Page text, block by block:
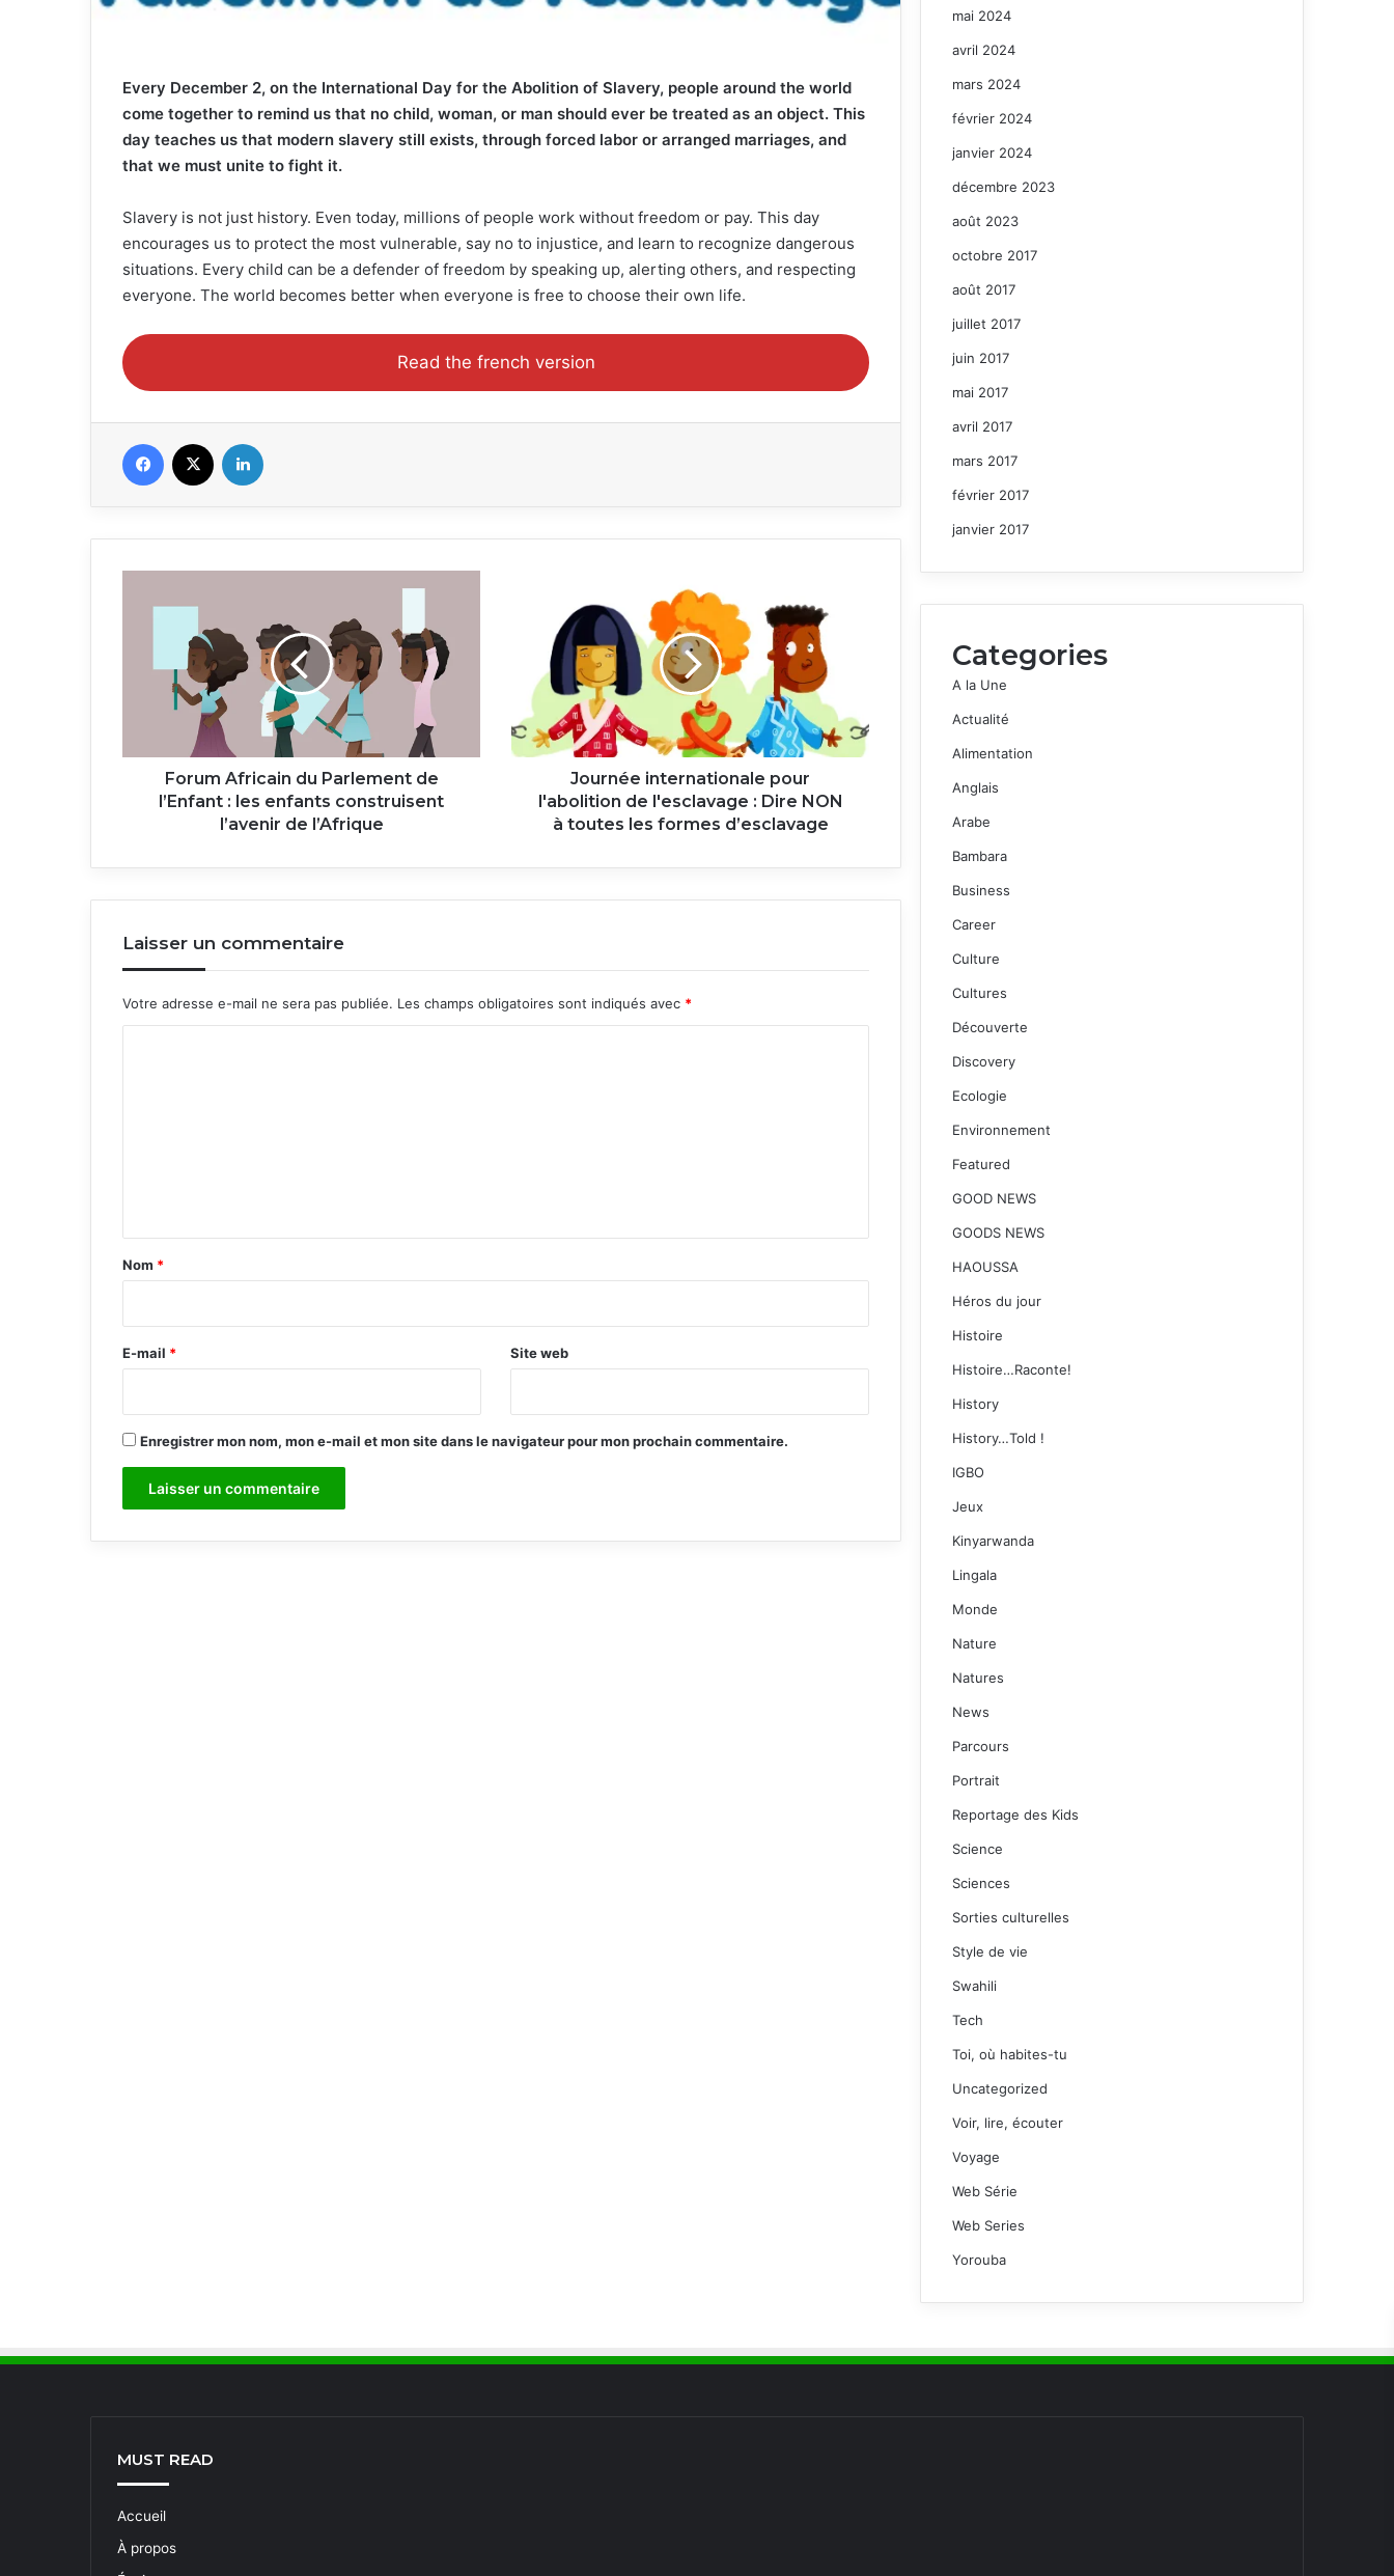
Every December 2, on the International Day for the Abolition of Slavery, people around the world
come together to remind us that no child, woman, or man should ever be treated as an object. This
day teaches us that modern slavery still exists, through forced labor or arranged marriages, and
that we must unite to fight it.
Slavery is not just history. Even today, millions of people work without freedom or pay. This day
encourages us to protect the most vulnerable, say no to injustice, and learn to recognize dangerous
situations. Every child can be a defender of freedom by speaking up, alerting others, and respecting
everyone. The world becomes better when everyone is free to choose their own life.
Read the french version
Facebook
enfants
construisent
l’avenir
Forum Africain du Parlement de
l’Enfant : les enfants construisent
l’avenir de l’Afrique
internationale
l'abolition
l'esclavage
Dire
NON
toutes
Journée internationale pour
l'abolition de l'esclavage : Dire NON
à toutes les formes d’esclavage
Laisser un commentaire
Votre adresse e-mail ne sera pas publiée. Les champs obligatoires sont indiqués avec *
a
e
Nom *
E-mail * Site web
Enregistrer mon nom, mon e-mail et mon site dans le navigateur pour mon prochain commentaire.
mai 2024
avril 2024
mars 2024
février 2024
janvier 2024
décembre 2023
août 2023
octobre 2017
août 2017
juillet 2017
juin 2017
mai 2017
avril 2017
mars 2017
février 2017
janvier 2017
Categories
A la Une
Actualité
Alimentation
Anglais
Arabe
Bambara
Business
Career
Culture
Cultures
Découverte
Discovery
Ecologie
Environnement
Featured
GOOD NEWS
GOODS NEWS
HAOUSSA
Héros du jour
Histoire
Histoire…Raconte!
History
History…Told !
IGBO
Jeux
Kinyarwanda
Lingala
Monde
Nature
Natures
News
Parcours
Portrait
Reportage des Kids
Science
Sciences
Sorties culturelles
Style de vie
Swahili
Tech
Toi, où habites-tu
Uncategorized
Voir, lire, écouter
Voyage
Web Série
Web Series
Yorouba
MUST READ
Accueil
À propos